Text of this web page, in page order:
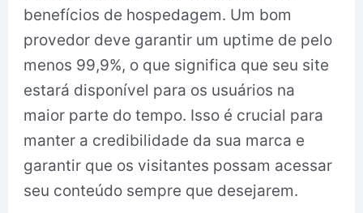
benefícios de hospedagem. Um bom
provedor deve garantir um uptime de pelo
menos 99,9%, o que significa que seu site
estará disponível para os usuários na
maior parte do tempo. Isso é crucial para
manter a credibilidade da sua marca e
garantir que os visitantes possam acessar
seu conteúdo sempre que desejarem.